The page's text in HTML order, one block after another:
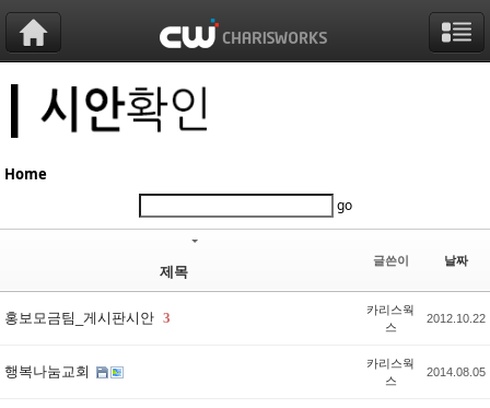
Home
go
제목
글쓴이 날짜
홍보모금팀_게시판시안 3
카리스웍
스
2012.10.22
행복나눔교회
카리스웍
스
2014.08.05